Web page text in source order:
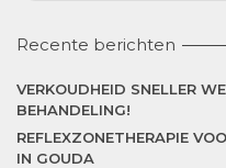
Recente berichten
VERKOUDHEID SNELLER
BEHANDELING!
REFLEXZONETHERAPIE
IN GOUDA